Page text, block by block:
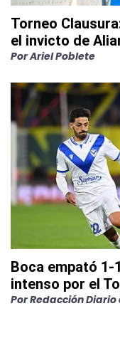
Torneo
el invicto de
PorAriel Poblete
Boca empató 1-
intenso por el
PorRedacción Diario